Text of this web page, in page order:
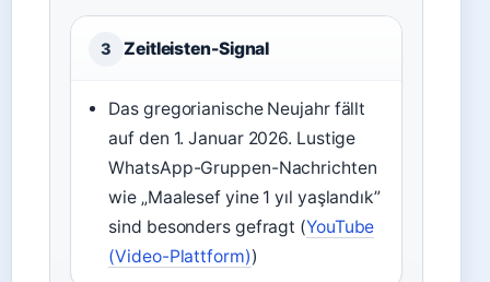
3 Zeitleisten-Signal
Das gregorianische Neujahr fällt
auf den 1. Januar 2026. Lustige
WhatsApp-Gruppen-Nachrichten
wie „Maalesef yine 1 yıl yaşlandık”
sind besonders gefragt (YouTube
(Video-Plattform))